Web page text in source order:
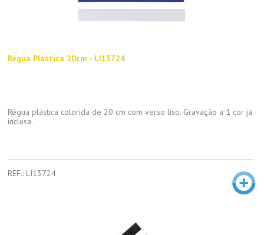
Régua Plástica 20cm - LI13724
Régua plástica colorida de 20 cm com verso liso. Gravação a 1 cor já
inclusa.
REF.: LI13724